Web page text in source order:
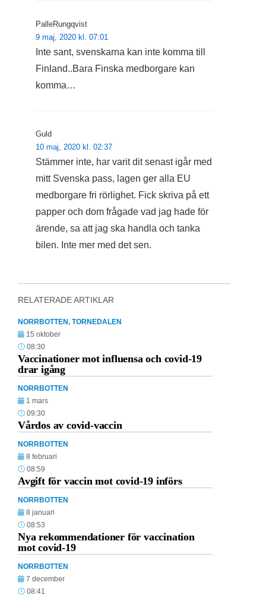
PalleRungqvist
9 maj, 2020 kl. 07:01
Inte sant, svenskarna kan inte komma till
Finland..Bara Finska medborgare kan
komma…
Guld
10 maj, 2020 kl. 02:37
Stämmer inte, har varit dit senast igår med
mitt Svenska pass, lagen ger alla EU
medborgare fri rörlighet. Fick skriva på ett
papper och dom frågade vad jag hade för
ärende, sa att jag ska handla och tanka
bilen. Inte mer med det sen.
RELATERADE ARTIKLAR
NORRBOTTEN, TORNEDALEN
15 oktober
08:30
Vaccinationer mot influensa och covid-19
drar igång
NORRBOTTEN
1 mars
09:30
Vårdos av covid-vaccin
NORRBOTTEN
8 februari
08:59
Avgift för vaccin mot covid-19 införs
NORRBOTTEN
8 januari
08:53
Nya rekommendationer för vaccination
mot covid-19
NORRBOTTEN
7 december
08:41